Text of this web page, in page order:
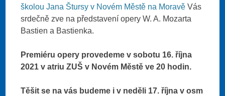
školou Jana Štursy v Novém Městě na MoravěVás
srdečně zve na představení opery W. A. Mozarta
Bastien a Bastienka.
Premiéru opery provedeme v sobotu 16. října
2021 v atriu ZUŠ v Novém Městě ve 20 hodin.
Těšit se na vás budeme i v neděli 17. října v osm